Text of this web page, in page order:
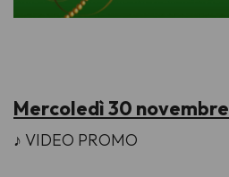
Mercoledì 30 novembre
♪ VIDEO PROMO